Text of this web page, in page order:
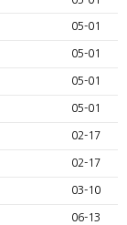
05-01
05-01
05-01
05-01
02-17
02-17
03-10
06-13